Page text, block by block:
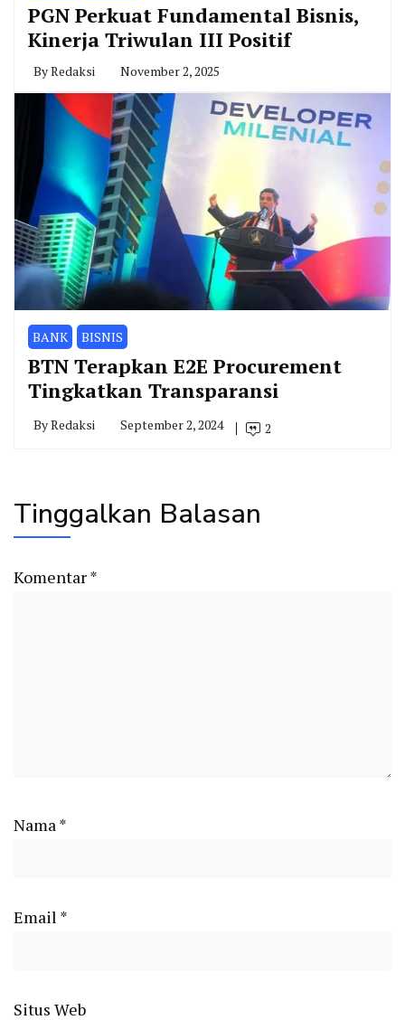
PGN Perkuat Fundamental Bisnis,
Kinerja Triwulan III Positif
ByRedaksi November 2, 2025
BANK BISNIS
BTN Terapkan E2E Procurement
Tingkatkan Transparansi
ByRedaksi September 2, 2024 2
Tinggalkan Balasan
Komentar*
Nama *
Email *
Situs Web